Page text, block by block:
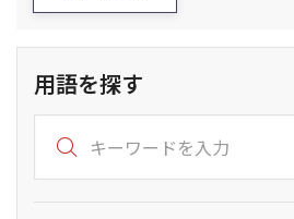
用語を探す